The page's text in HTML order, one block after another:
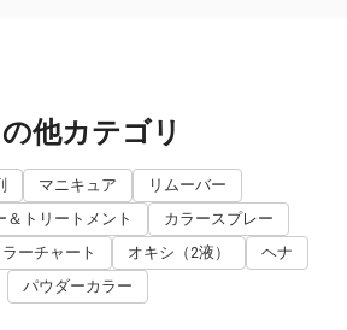
他カテゴリ
マニキュア
リムーバー
＆トリートメント
カラースプレー
ラーチャート オキシ（2液）
ヘナ
パウダーカラー